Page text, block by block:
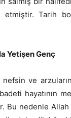
Tarih
Yetişen Genç
ve
hayatının
Bu nedenle Allah